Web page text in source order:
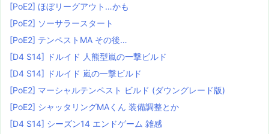
[PoE2] ほぼリーグアウト…かも
[PoE2] ソーサラースタート
[PoE2] テンペストMA その後…
[D4 S14] ドルイド 人熊型嵐の一撃ビルド
[D4 S14] ドルイド 嵐の一撃ビルド
[PoE2] マーシャルテンペスト ビルド (ダウングレード版)
[PoE2] シャッタリングMAくん 装備調整とか
[D4 S14] シーズン14 エンドゲーム 雑感